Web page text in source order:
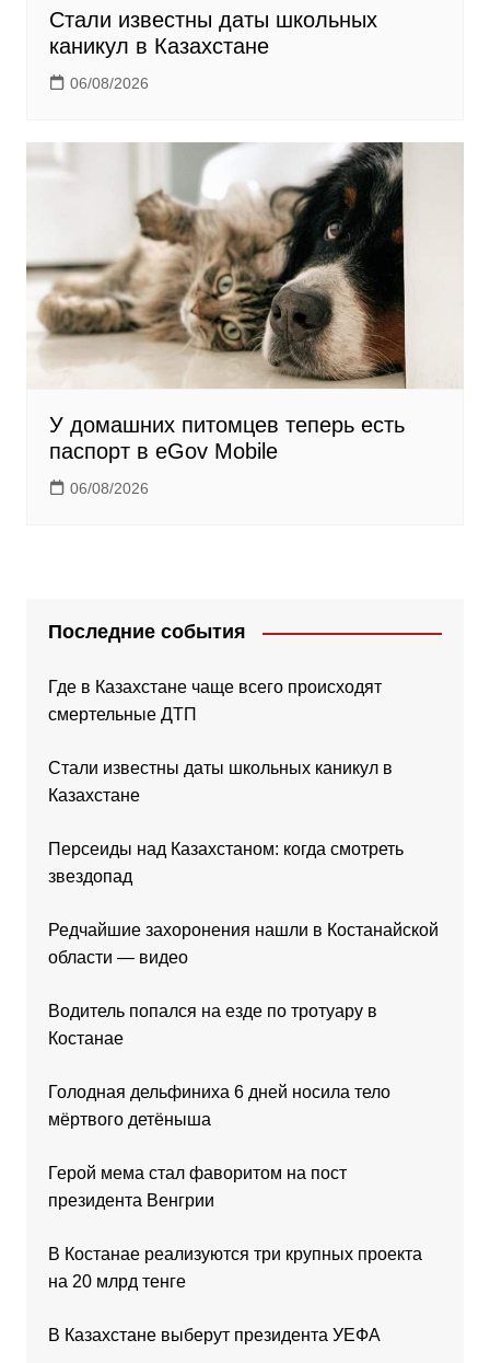
Стали известны даты школьных
каникул в Казахстане
06/08/2026
У домашних питомцев теперь есть
паспорт в eGov Mobile
06/08/2026
Последние события
Где в Казахстане чаще всего происходят
смертельные ДТП
Стали известны даты школьных каникул в
Казахстане
Персеиды над Казахстаном: когда смотреть
звездопад
Редчайшие захоронения нашли в Костанайской
области — видео
Водитель попался на езде по тротуару в
Костанае
Голодная дельфиниха 6 дней носила тело
мёртвого детёныша
Герой мема стал фаворитом на пост
президента Венгрии
В Костанае реализуются три крупных проекта
на 20 млрд тенге
В Казахстане выберут президента УЕФА